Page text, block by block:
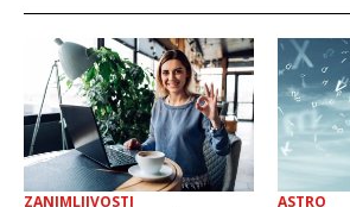
ZANIMLJIVOSTI ASTRO